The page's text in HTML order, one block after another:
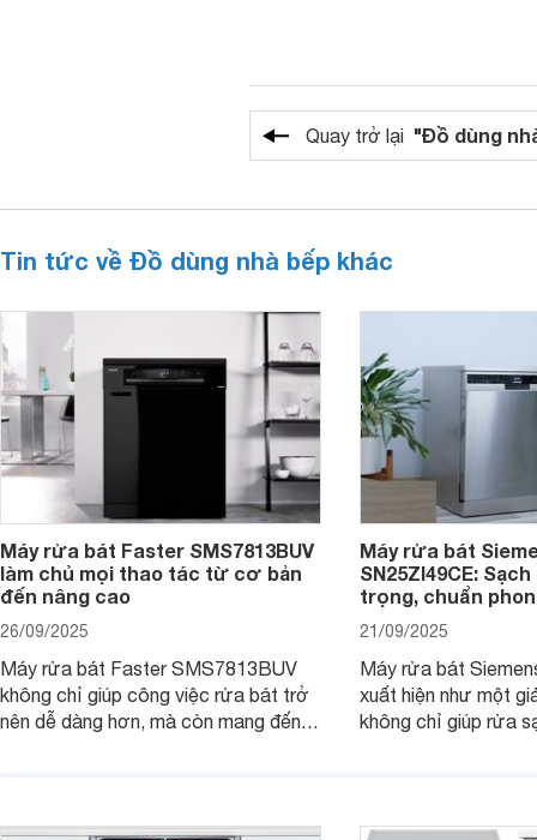
Quay trở lại "Đồ dùng
Tin tức về Đồ dùng nhà bếp khác
Máy rửa bát Faster SMS7813BUV
làm chủ mọi thao tác từ cơ bản
đến nâng cao
26/09/2025
Máy rửa bát Faster SMS7813BUV
không chỉ giúp công việc rửa bát trở
nên dễ dàng hơn, mà còn mang đến
sản phẩm này mang lại nhé.
Máy rửa bát
SN25ZI49CE:
trọng, chuẩn
21/09/2025
Máy rửa bát
xuất hiện như một
không chỉ giúp rửa
chúng tôi đi đánh